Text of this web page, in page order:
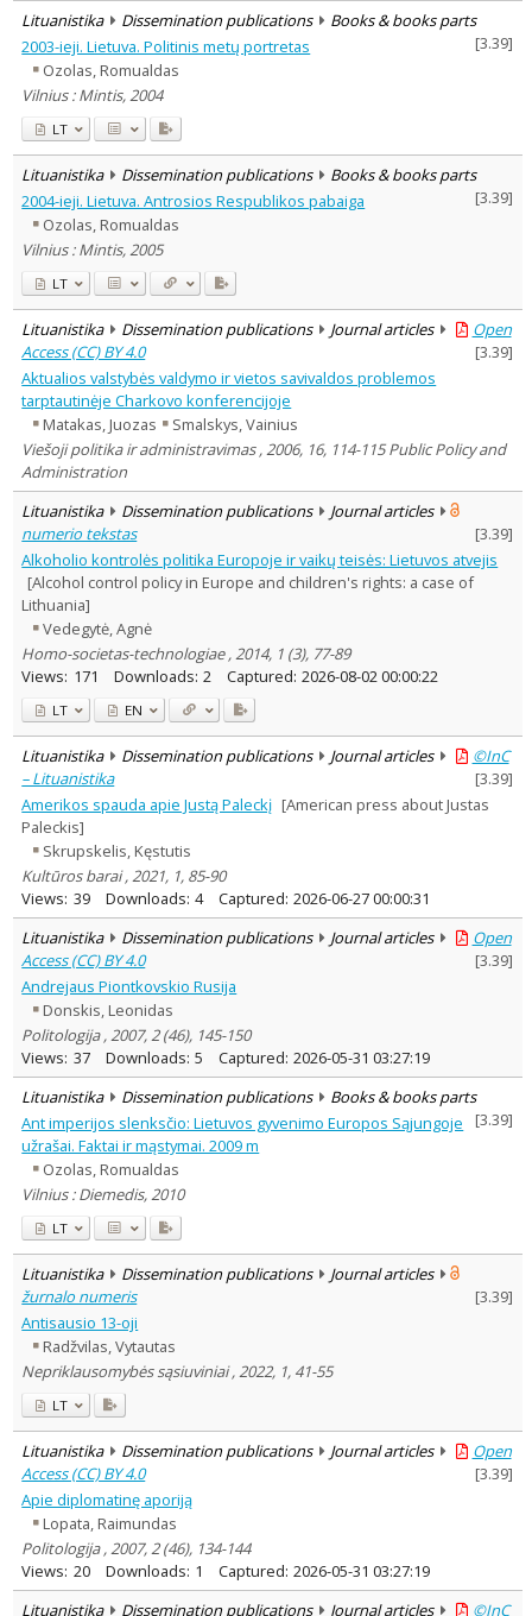
Lithuanian place names
Subject
Journal
Lituanistika Dissemination publications
Books & books parts
[3.39]
2003-ieji. Lietuva. Politinis metų portretas
Ozolas, Romualdas
Vilnius : Mintis, 2004
LT
Lituanistika Dissemination publications
Books & books parts
[3.39]
2004-ieji. Lietuva. Antrosios Respublikos pabaiga
Ozolas, Romualdas
Vilnius : Mintis, 2005
LT
Lituanistika Dissemination publications Journal articles
Open
Access (CC) BY 4.0
[3.39]
Aktualios valstybės valdymo ir vietos savivaldos problemos
tarptautinėje Charkovo konferencijoje
Matakas, Juozas
Smalskys, Vainius
Viešoji politika ir administravimas , 2006, 16, 114-115 Public Policy and
Administration
Lituanistika
Dissemination publications
Journal articles
numerio tekstas
[3.39]
Alkoholio kontrolės politika Europoje ir vaikų teisės: Lietuvos atvejis
[Alcohol control policy in Europe and children's rights: a case of
Lithuania]
Vedegytė, Agnė
Homo-societas-technologiae , 2014, 1 (3), 77-89
Views: 171 Downloads: 2 Captured: 2026-08-02 00:00:22
LT EN
Lituanistika Dissemination publications Journal articles
©InC
– Lituanistika
[3.39]
Amerikos spauda apie Justą Paleckį [American press about Justas
Paleckis]
Skrupskelis, Kęstutis
Kultūros barai , 2021, 1, 85-90
Views: 39 Downloads: 4 Captured: 2026-06-27 00:00:31
Lituanistika
Dissemination publications Journal articles
Open
Access (CC) BY 4.0
[3.39]
Andrejaus Piontkovskio Rusija
Donskis, Leonidas
Politologija , 2007, 2 (46), 145-150
Views: 37 Downloads: 5 Captured: 2026-05-31 03:27:19
Lituanistika
Dissemination publications
Books & books parts
[3.39]
Ant imperijos slenksčio: Lietuvos gyvenimo Europos Sąjungoje
užrašai. Faktai ir mąstymai. 2009 m
Ozolas, Romualdas
Vilnius : Diemedis, 2010
LT
Lituanistika Dissemination publications
Journal articles
žurnalo numeris
[3.39]
Antisausio 13-oji
Radžvilas, Vytautas
Nepriklausomybės sąsiuviniai , 2022, 1, 41-55
LT
Lituanistika Dissemination publications Journal articles
Open
Access (CC) BY 4.0
[3.39]
Apie diplomatinę aporiją
Lopata, Raimundas
Politologija , 2007, 2 (46), 134-144
Views: 20 Downloads: 1 Captured: 2026-05-31 03:27:19
Lituanistika
Dissemination publications Journal articles ©InC